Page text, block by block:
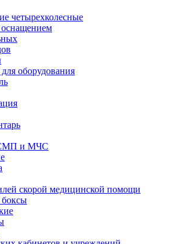
четырехколесные
оборудования
и МЧС
скорой медицинской помощи
боксы